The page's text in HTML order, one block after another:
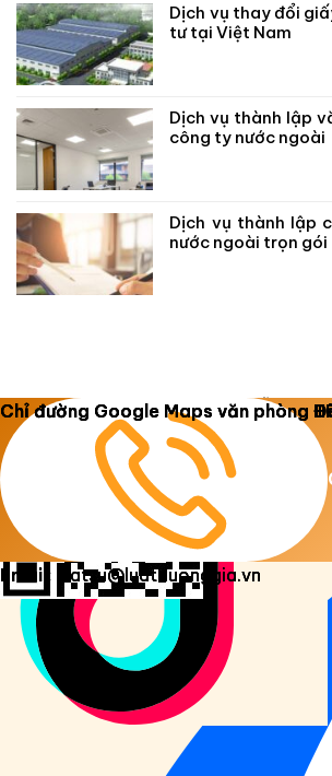
Dịch vụ thay đổi
tư tại Việt Nam
Dịch vụ thành lập
công ty nước ngoài
Dịch vụ thành lập
nước ngoài trọn gói
Copyright 2026 © Luật